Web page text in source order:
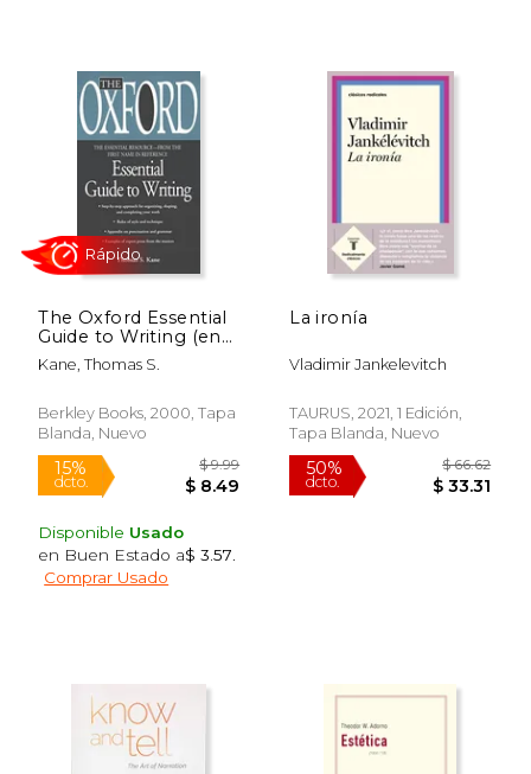
dcto.
50%
The Oxford Essential
Guide to Writing (en
Inglés)
Kane, Thomas S.
Berkley Books, 2000, Tapa
Blanda, Nuevo
15%
Disponible Usado
en Buen Estado a$ 3.57
Comprar Usado
La ironía
Vladimir Jankelevitch
TAURUS, 2021, 1 Edición,
Tapa Blanda, Nuevo
50%
dcto.